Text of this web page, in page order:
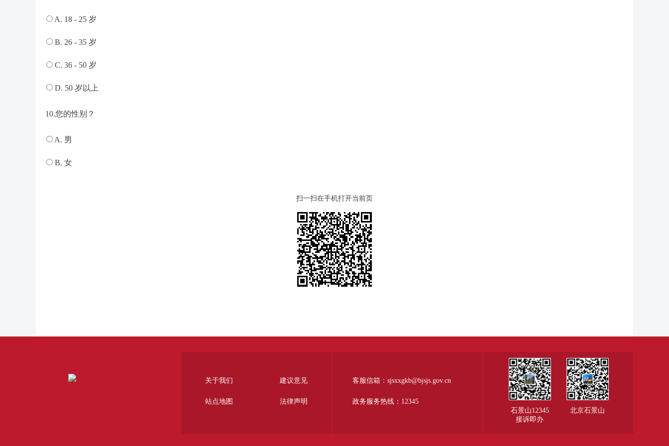
A. 18 - 25 岁
B. 26 - 35 岁
C. 36 - 50 岁
D. 50 岁以上
10.您的性别？
A. 男
B. 女
扫一扫在手机打开当前页
关于我们 建议意见
站点地图 法律声明
客服信箱：sjsxxgkb@bjsjs.gov.cn
政务服务热线：12345
石景山12345
接诉即办
北京石景山